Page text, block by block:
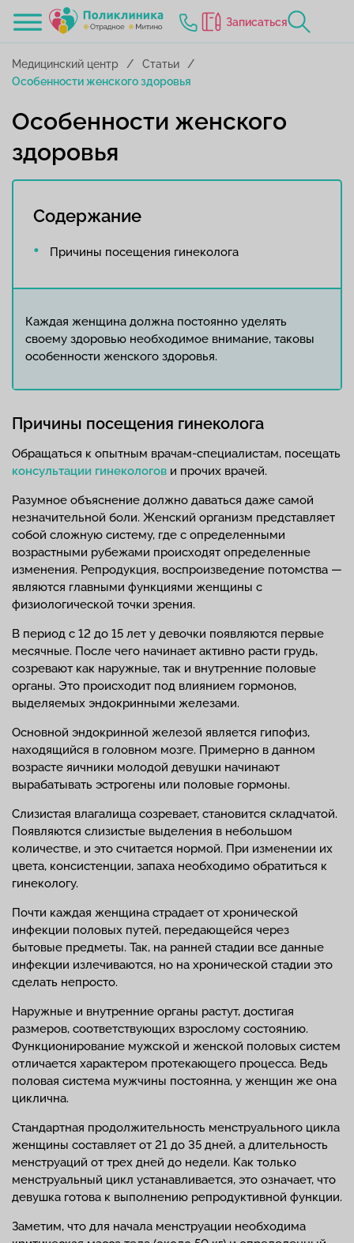
Записаться
Медицинский центр
Статьи
Особенности женского здоровья
Особенности женского
здоровья
Содержание
Причины посещения гинеколога
Каждая женщина должна постоянно уделять
своему здоровью необходимое внимание, таковы
особенности женского здоровья.
Причины посещения гинеколога
Обращаться к опытным врачам-специалистам, посещать
консультации гинекологов и прочих врачей.
Разумное объяснение должно даваться даже самой
незначительной боли. Женский организм представляет
собой сложную систему, где с определенными
возрастными рубежами происходят определенные
изменения. Репродукция, воспроизведение потомства —
являются главными функциями женщины с
физиологической точки зрения.
В период с 12 до 15 лет у девочки появляются первые
месячные. После чего начинает активно расти грудь,
созревают как наружные, так и внутренние половые
органы. Это происходит под влиянием гормонов,
выделяемых эндокринными железами.
Основной эндокринной железой является гипофиз,
находящийся в головном мозге. Примерно в данном
возрасте яичники молодой девушки начинают
вырабатывать эстрогены или половые гормоны.
Слизистая влагалища созревает, становится складчатой.
Появляются слизистые выделения в небольшом
количестве, и это считается нормой. При изменении их
цвета, консистенции, запаха необходимо обратиться к
гинекологу.
Почти каждая женщина страдает от хронической
инфекции половых путей, передающейся через
бытовые предметы. Так, на ранней стадии все данные
инфекции излечиваются, но на хронической стадии это
сделать непросто.
Наружные и внутренние органы растут, достигая
размеров, соответствующих взрослому состоянию.
Функционирование мужской и женской половых систем
отличается характером протекающего процесса. Ведь
половая система мужчины постоянна, у женщин же она
циклична.
Стандартная продолжительность менструального цикла
женщины составляет от 21 до 35 дней, а длительность
менструаций от трех дней до недели. Как только
менструальный цикл устанавливается, это означает, что
девушка готова к выполнению репродуктивной функции.
Заметим, что для начала менструации необходима